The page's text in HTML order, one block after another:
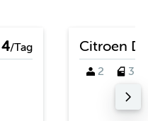
/Tag
Citroen
2 3